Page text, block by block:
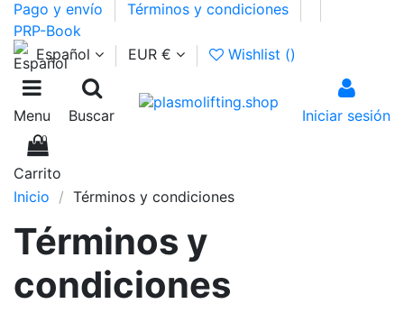
Pago y envío
Términos y condiciones
PRP-Book
Español
EUR € Wishlist ()
Menu Buscar Iniciar sesión
0
Carrito
Inicio
Términos y condiciones
Términos y
condiciones